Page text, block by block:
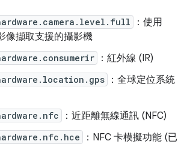
：使用
像擷取支援的攝影機
：紅外線 (IR)
：全球定位系統
：近距離無線通訊 (NFC)
：NFC 卡模擬功能 (已